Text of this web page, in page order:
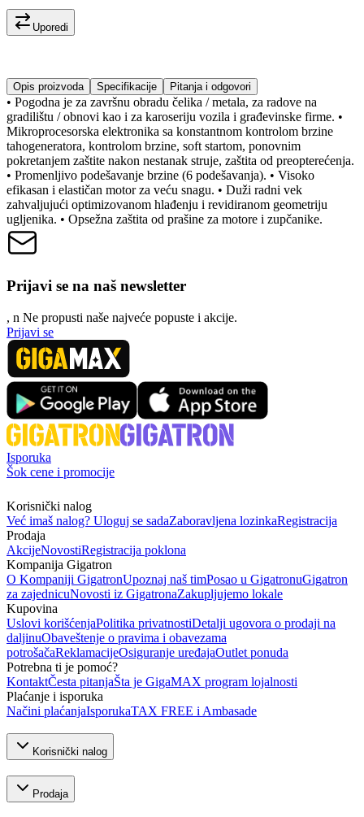
Uporedi
Opis proizvoda Specifikacije Pitanja i odgovori
• Pogodna je za završnu obradu čelika / metala, za radove na
gradilištu / obnovi kao i za karoseriju vozila i građevinske firme. •
Mikroprocesorska elektronika sa konstantnom kontrolom brzine
tahogeneratora, kontrolom brzine, soft startom, ponovnim
pokretanjem zaštite nakon nestanak struje, zaštita od preopterećenja.
• Promenljivo podešavanje brzine (6 podešavanja). • Visoko
efikasan i elastičan motor za veću snagu. • Duži radni vek
zahvaljujući optimizovanom hlađenju i revidiranom geometriju
ugljenika. • Opsežna zaštita od prašine za motore i zupčanike.
Prijavi se na naš newsletter
, n Ne propusti naše najveće popuste i akcije.
Prijavi se
Isporuka
Šok cene i promocije
Korisnički nalog
Već imaš nalog? Uloguj se sadaZaboravljena lozinkaRegistracija
Prodaja
AkcijeNovostiRegistracija poklona
Kompanija Gigatron
O Kompaniji GigatronUpoznaj naš timPosao u GigatronuGigatron
za zajednicuNovosti iz GigatronaZakupljujemo lokale
Kupovina
Uslovi korišćenjaPolitika privatnostiDetalji ugovora o prodaji na
daljinuObaveštenje o pravima i obavezama
potrošačaReklamacijeOsiguranje uređajaOutlet ponuda
Potrebna ti je pomoć?
KontaktČesta pitanjaŠta je GigaMAX program lojalnosti
Plaćanje i isporuka
Načini plaćanjaIsporukaTAX FREE i Ambasade
Korisnički nalog
Prodaja